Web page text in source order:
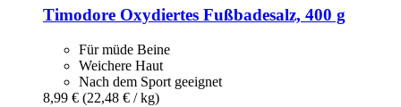
Timodore Oxydiertes Fußbadesalz, 400 g
Für müde Beine
Weichere Haut
Nach dem Sport geeignet
8,99 € (22,48 € / kg)